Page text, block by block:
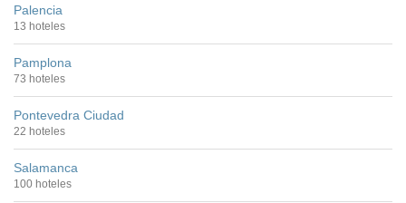
Palencia
13 hoteles
Pamplona
73 hoteles
Pontevedra Ciudad
22 hoteles
Salamanca
100 hoteles